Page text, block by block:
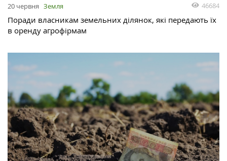
20 червня Земля 46684
Поради власникам земельних ділянок, які передають їх
в оренду агрофірмам